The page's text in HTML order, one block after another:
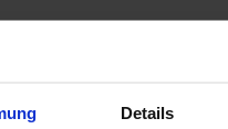
Details
Dienste